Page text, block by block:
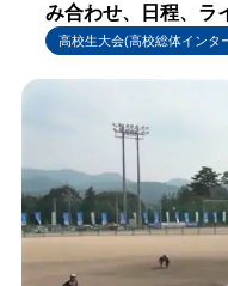
み合わせ、日程、ラ
高校生大会(高校総体インタ